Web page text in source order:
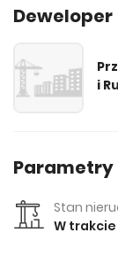
Deweloper
i
Parametry
Stan
W